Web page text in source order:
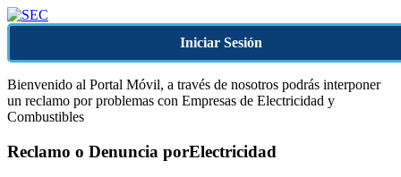
Iniciar Sesión
Bienvenido al Portal Móvil, a través de nosotros podrás interponer
un reclamo por problemas con Empresas de Electricidad y
Combustibles
Reclamo o Denuncia porElectricidad